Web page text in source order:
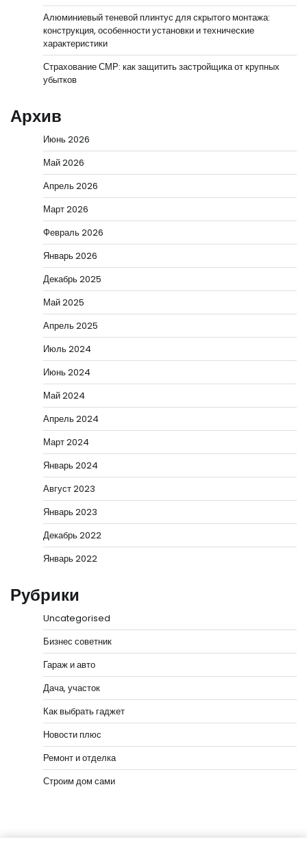
Алюминиевый теневой плинтус для скрытого монтажа:
конструкция, особенности установки и технические
характеристики
Страхование СМР: как защитить застройщика от крупных
убытков
Архив
Июнь 2026
Май 2026
Апрель 2026
Март 2026
Февраль 2026
Январь 2026
Декабрь 2025
Май 2025
Апрель 2025
Июль 2024
Июнь 2024
Май 2024
Апрель 2024
Март 2024
Январь 2024
Август 2023
Январь 2023
Декабрь 2022
Январь 2022
Рубрики
Uncategorised
Бизнес советник
Гараж и авто
Дача, участок
Как выбрать гаджет
Новости плюс
Ремонт и отделка
Строим дом сами